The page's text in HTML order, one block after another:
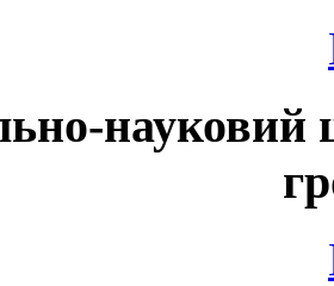
науковий